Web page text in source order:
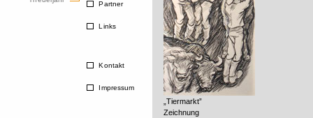
Partner
Links
Kontakt
Impressum
„Tiermarkt”
Zeichnung